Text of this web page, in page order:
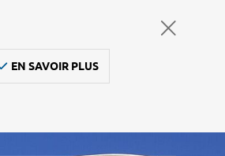
EN SAVOIR PLUS